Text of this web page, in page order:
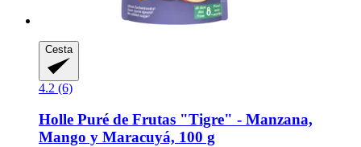
Cesta
4.2 (6)
Holle Puré de Frutas "Tigre" -​ Manzana,
Mango y Maracuyá, 100 g